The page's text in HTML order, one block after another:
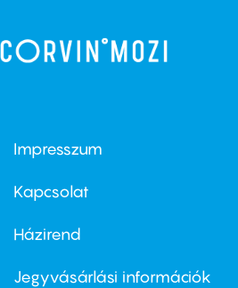
Footer
first
Impresszum
Kapcsolat
Footer
second
Házirend
Jegyvásárlási információk